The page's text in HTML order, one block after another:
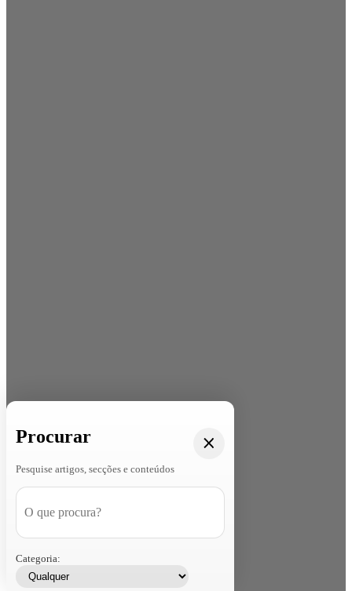
Procurar
Pesquise artigos, secções e conteúdos
Categoria: